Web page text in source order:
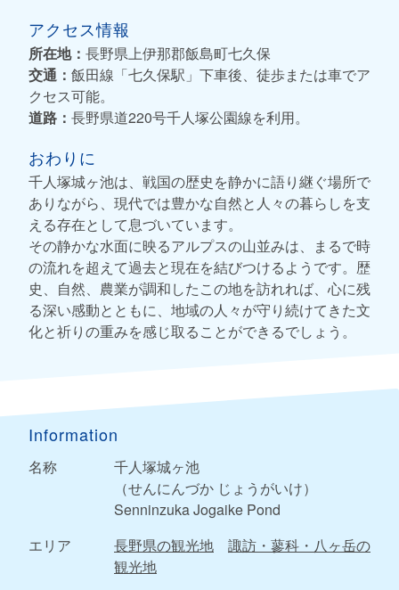
アクセス情報
所在地： 長野県上伊那郡飯島町七久保
交通： 飯田線「七久保駅」下車後、徒歩または車でア
クセス可能。
道路： 長野県道220号千人塚公園線を利用。
おわりに
千人塚城ヶ池は、戦国の歴史を静かに語り継ぐ場所で
ありながら、現代では豊かな自然と人々の暮らしを支
える存在として息づいています。
その静かな水面に映るアルプスの山並みは、まるで時
の流れを超えて過去と現在を結びつけるようです。歴
史、自然、農業が調和したこの地を訪れれば、心に残
る深い感動とともに、地域の人々が守り続けてきた文
化と祈りの重みを感じ取ることができるでしょう。
Information
名称
千人塚城ヶ池
（せんにんづか じょうがいけ）
Senninzuka Jogaike Pond
エリア
長野県の観光地
諏訪・蓼科・八ヶ岳の
観光地